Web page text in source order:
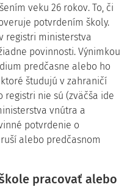
veku 26 rokov. To, či
potvrdením školy.
registri ministerstva
povinnosti. Výnimkou
predčasne alebo ho
študujú v zahraničí
nie sú (zväčša ide
vnútra a
potvrdenie o
alebo predčasnom
pracovať alebo